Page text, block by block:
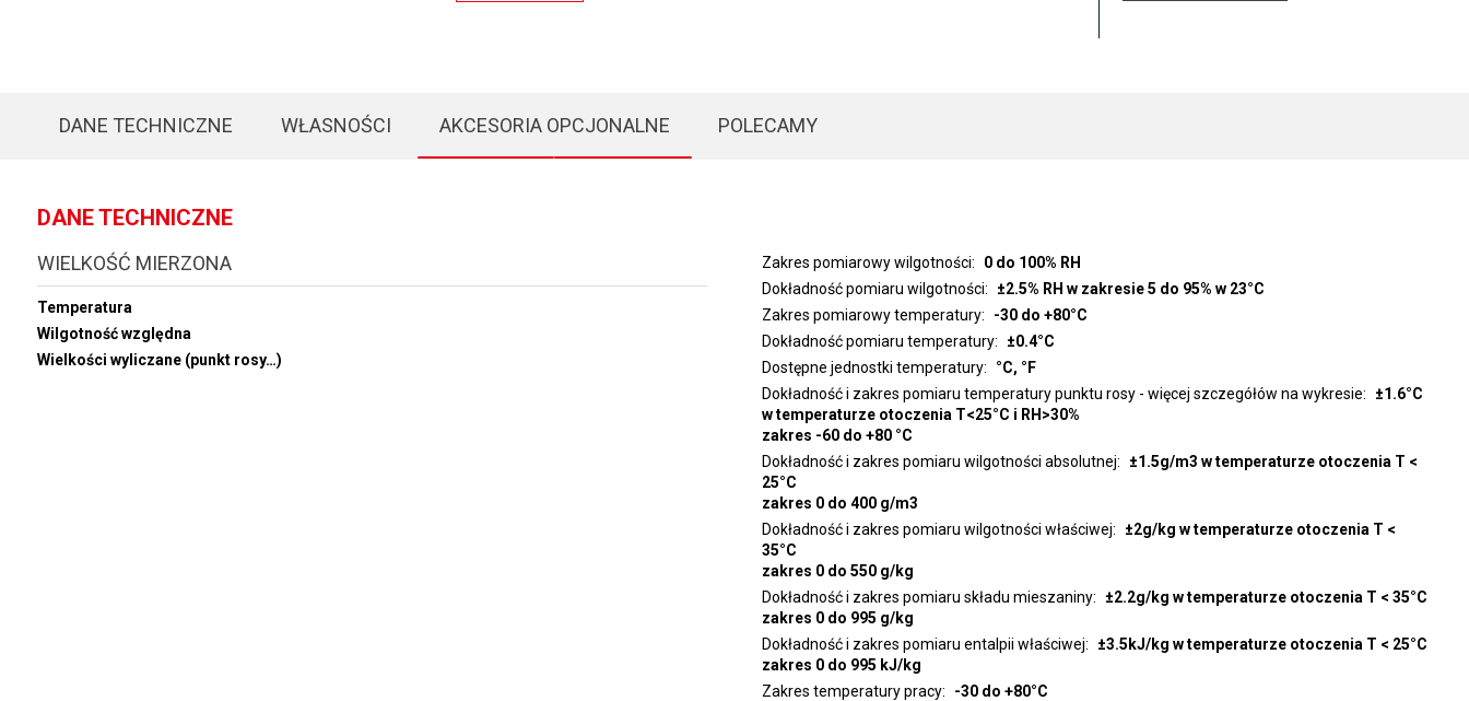
DANE TECHNICZNE WŁASNOŚCI AKCESORIA OPCJONALNE POLECAMY
DANE TECHNICZNE
WIELKOŚĆ MIERZONA
Temperatura
Wilgotność względna
Wielkości wyliczane (punkt rosy…)
Zakres pomiarowy wilgotności
0 do 100% RH
Dokładność pomiaru wilgotności
±2.5% RH w zakresie 5 do 95% w 23°C
Zakres pomiarowy temperatury
-30 do +80°C
Dokładność pomiaru temperatury
±0.4°C
Dostępne jednostki temperatury
°C, °F
Dokładność i zakres pomiaru temperatury punktu rosy - więcej szczegółów na wykresie
±1.6°C
w temperaturze otoczenia T<25°C i RH>30%
zakres -60 do +80 °C
Dokładność i zakres pomiaru wilgotności absolutnej
±1.5g/m3 w temperaturze otoczenia T <
25°C
zakres 0 do 400 g/m3
Dokładność i zakres pomiaru wilgotności właściwej
±2g/kg w temperaturze otoczenia T <
35°C
zakres 0 do 550 g/kg
Dokładność i zakres pomiaru składu mieszaniny
±2.2g/kg w temperaturze otoczenia T < 35°C
zakres 0 do 995 g/kg
Dokładność i zakres pomiaru entalpii właściwej
±3.5kJ/kg w temperaturze otoczenia T < 25°C
zakres 0 do 995 kJ/kg
Zakres temperatury pracy
-30 do +80°C